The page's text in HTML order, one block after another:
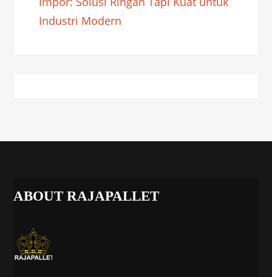
Industri Modern
ABOUT RAJAPALLET